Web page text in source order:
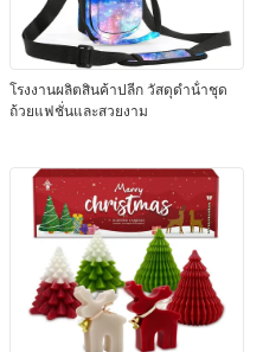
โรงงานผลิตสินค้าปลีก วัสดุดําน้ําชุด
ถ้วยแฟชั่นและสวยงาม